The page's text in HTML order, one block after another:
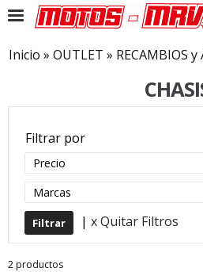
Inicio » OUTLET » RECAMBIOS y
Filtrar por
Precio
Marcas
| x Quitar Filtros
2 productos